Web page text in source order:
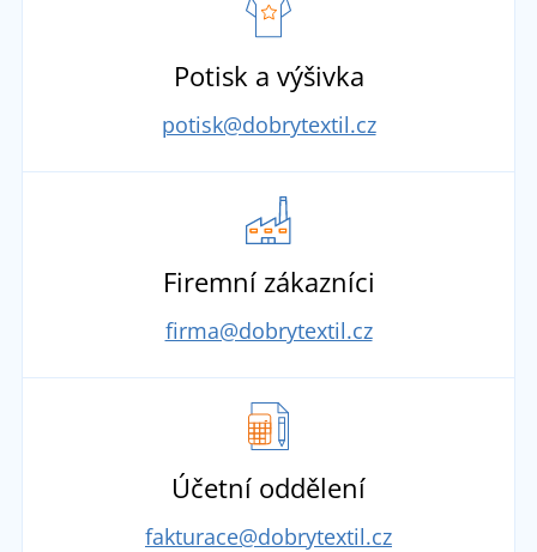
Potisk a výšivka
potisk@dobrytextil.cz
Firemní zákazníci
firma@dobrytextil.cz
Účetní oddělení
fakturace@dobrytextil.cz